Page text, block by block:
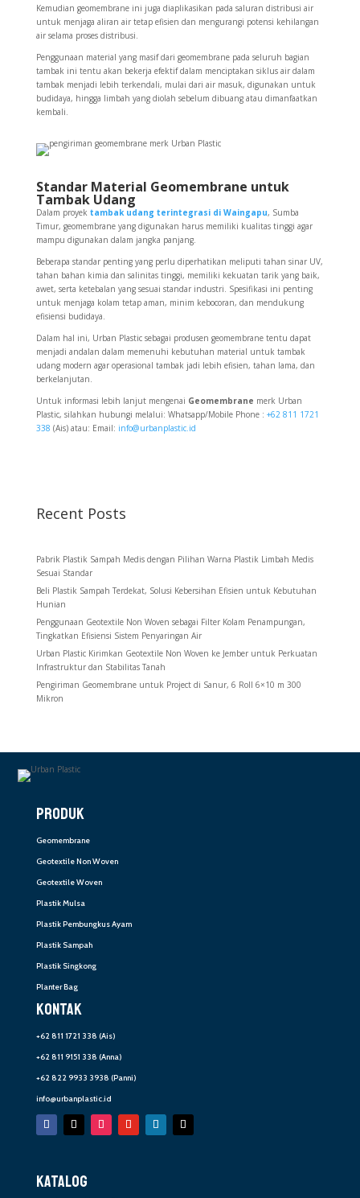
Kemudian geomembrane ini juga diaplikasikan pada saluran distribusi air
untuk menjaga aliran air tetap efisien dan mengurangi potensi kehilangan
air selama proses distribusi.
Penggunaan material yang masif dari geomembrane pada seluruh bagian
tambak ini tentu akan bekerja efektif dalam menciptakan siklus air dalam
tambak menjadi lebih terkendali, mulai dari air masuk, digunakan untuk
budidaya, hingga limbah yang diolah sebelum dibuang atau dimanfaatkan
kembali.
Standar Material Geomembrane untuk
Tambak Udang
Dalam proyek tambak udang terintegrasi di Waingapu, Sumba
Timur, geomembrane yang digunakan harus memiliki kualitas tinggi agar
mampu digunakan dalam jangka panjang.
Beberapa standar penting yang perlu diperhatikan meliputi tahan sinar UV,
tahan bahan kimia dan salinitas tinggi, memiliki kekuatan tarik yang baik,
awet, serta ketebalan yang sesuai standar industri. Spesifikasi ini penting
untuk menjaga kolam tetap aman, minim kebocoran, dan mendukung
efisiensi budidaya.
Dalam hal ini, Urban Plastic sebagai produsen geomembrane tentu dapat
menjadi andalan dalam memenuhi kebutuhan material untuk tambak
udang modern agar operasional tambak jadi lebih efisien, tahan lama, dan
berkelanjutan.
Untuk informasi lebih lanjut mengenai Geomembrane merk Urban
Plastic, silahkan hubungi melalui: Whatsapp/Mobile Phone : +62 811 1721
338 (Ais) atau: Email: info@urbanplastic.id
Recent Posts
Pabrik Plastik Sampah Medis dengan Pilihan Warna Plastik Limbah Medis
Sesuai Standar
Beli Plastik Sampah Terdekat, Solusi Kebersihan Efisien untuk Kebutuhan
Hunian
Penggunaan Geotextile Non Woven sebagai Filter Kolam Penampungan,
Tingkatkan Efisiensi Sistem Penyaringan Air
Urban Plastic Kirimkan Geotextile Non Woven ke Jember untuk Perkuatan
Infrastruktur dan Stabilitas Tanah
Pengiriman Geomembrane untuk Project di Sanur, 6 Roll 6×10 m 300
Mikron
PRODUK
Geomembrane
Geotextile Non Woven
Geotextile Woven
Plastik Mulsa
Plastik Pembungkus Ayam
Plastik Sampah
Plastik Singkong
Planter Bag
KONTAK
+62 811 1721 338 (Ais)
+62 811 9151 338 (Anna)
+62 822 9933 3938 (Panni)
info@urbanplastic.id
KATALOG